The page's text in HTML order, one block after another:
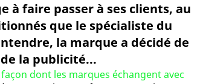
à faire passer à ses clients, au
que le spécialiste du
la marque a décidé de
la publicité...
dont les marques échangent avec